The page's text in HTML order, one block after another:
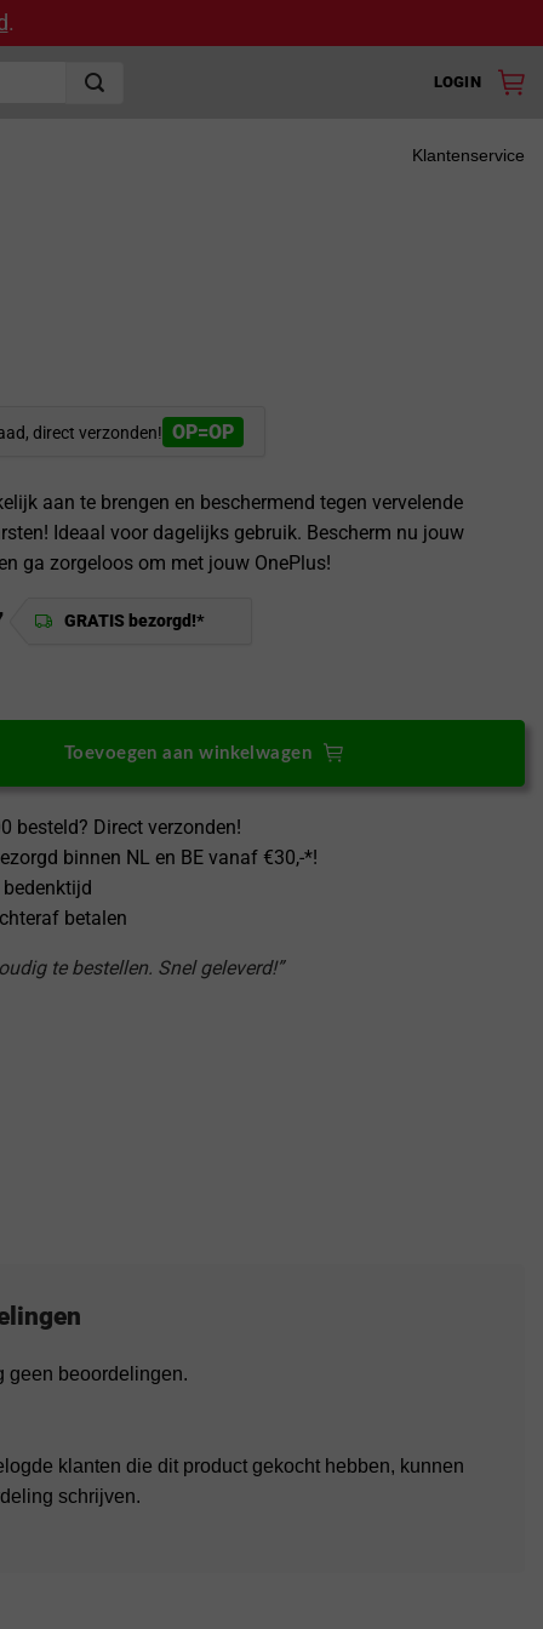
.
LOGIN
Klantenservice
direct verzonden! OP=OP
aan te brengen en beschermend tegen vervelende
Ideaal voor dagelijks gebruik. Bescherm nu jouw
ga zorgeloos om met jouw OnePlus!
GRATIS bezorgd!*
13R Screen Protector Hydrofilm aantal
Toevoegen aan winkelwagen
besteld? Direct verzonden!
binnen NL en BE vanaf €30,-*!
betalen
te bestellen. Snel geleverd!”
geen beoordelingen.
klanten die dit product gekocht hebben, kunnen
schrijven.